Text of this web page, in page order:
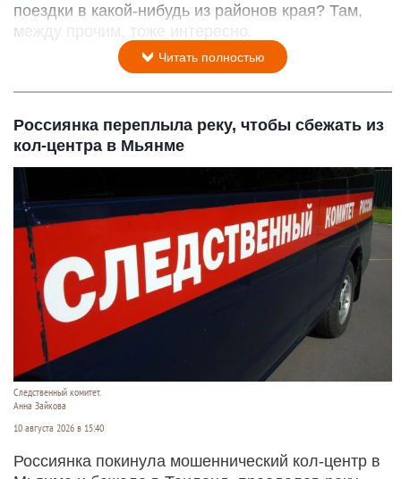
поездки в какой-нибудь из районов края? Там,
между прочим, тоже интересно.
Читать полностью
Россиянка переплыла реку, чтобы сбежать из
кол-центра в Мьянме
Следственный комитет.
Анна Зайкова
10 августа 2026 в 15:40
Россиянка покинула мошеннический кол-центр в